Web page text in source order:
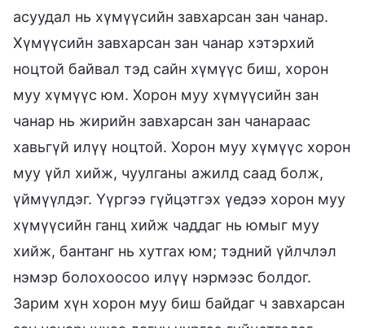
асуудал нь хүмүүсийн завхарсан зан чанар.
Хүмүүсийн завхарсан зан чанар хэтэрхий
ноцтой байвал тэд сайн хүмүүс биш, хорон
муу хүмүүс юм. Хорон муу хүмүүсийн зан
чанар нь жирийн завхарсан зан чанараас
хавьгүй илүү ноцтой. Хорон муу хүмүүс хорон
муу үйл хийж, чуулганы ажилд саад болж,
үймүүлдэг. Үүргээ гүйцэтгэх үедээ хорон муу
хүмүүсийн ганц хийж чаддаг нь юмыг муу
хийж, бантанг нь хутгах юм; тэдний үйлчлэл
нэмэр болохоосоо илүү нэрмээс болдог.
Зарим хүн хорон муу биш байдаг ч завхарсан